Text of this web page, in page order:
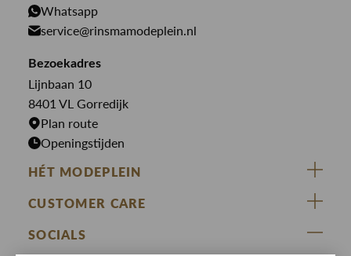
PME Legend
Butcher of Blue
Bekijk alle merken >
Jeans
Jurken
Rokken
Overhemden
T-shirts
Whatsapp
service@rinsmamodeplein.nl
Bezoekadres
Lijnbaan 10
8401 VL Gorredijk
Plan route
Openingstijden
HÉT MODEPLEIN
ZIJ VAN RINSMA
DE HEEREN VAN RINSMA
CUSTOMER CARE
Veelgestelde vragen
SOCIALS